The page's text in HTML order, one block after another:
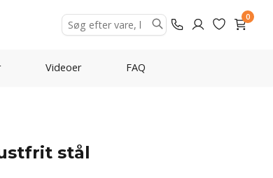
0
Videoer FAQ
stål